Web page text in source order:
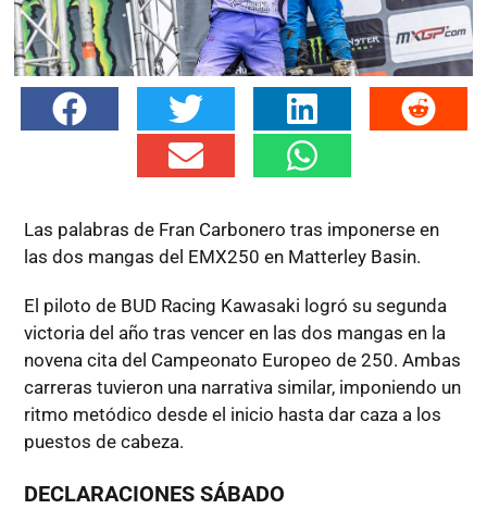
Las palabras de Fran Carbonero tras imponerse en
las dos mangas del EMX250 en Matterley Basin.
El piloto de BUD Racing Kawasaki logró su segunda
victoria del año tras vencer en las dos mangas en la
novena cita del Campeonato Europeo de 250. Ambas
carreras tuvieron una narrativa similar, imponiendo un
ritmo metódico desde el inicio hasta dar caza a los
puestos de cabeza.
DECLARACIONES SÁBADO